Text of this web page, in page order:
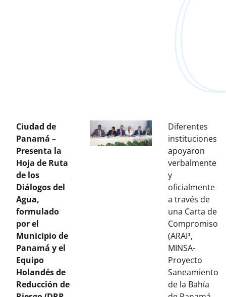
Ciudad de
Panamá –
Presenta la
Hoja de Ruta
de los
Diálogos del
Agua,
formulado
por el
Municipio de
Panamá y el
Equipo
Holandés de
Reducción de
Diferentes
instituciones
apoyaron
verbalmente
y
oficialmente
a través de
una Carta de
Compromiso
(ARAP,
MINSA-
Proyecto
Saneamiento
de la Bahía